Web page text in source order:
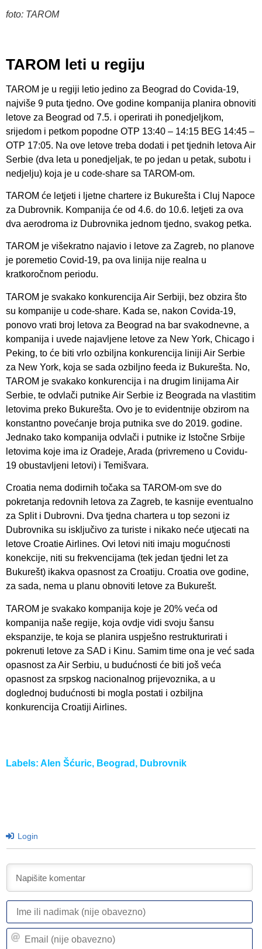
foto: TAROM
TAROM leti u regiju
TAROM je u regiji letio jedino za Beograd do Covida-19,
najviše 9 puta tjedno. Ove godine kompanija planira obnoviti
letove za Beograd od 7.5. i operirati ih ponedjeljkom,
srijedom i petkom popodne OTP 13:40 – 14:15 BEG 14:45 –
OTP 17:05. Na ove letove treba dodati i pet tjednih letova Air
Serbie (dva leta u ponedjeljak, te po jedan u petak, subotu i
nedjelju) koja je u code-share sa TAROM-om.
TAROM će letjeti i ljetne chartere iz Bukurešta i Cluj Napoce
za Dubrovnik. Kompanija će od 4.6. do 10.6. letjeti za ova
dva aerodroma iz Dubrovnika jednom tjedno, svakog petka.
TAROM je višekratno najavio i letove za Zagreb, no planove
je poremetio Covid-19, pa ova linija nije realna u
kratkoročnom periodu.
TAROM je svakako konkurencija Air Serbiji, bez obzira što
su kompanije u code-share. Kada se, nakon Covida-19,
ponovo vrati broj letova za Beograd na bar svakodnevne, a
kompanija i uvede najavljene letove za New York, Chicago i
Peking, to će biti vrlo ozbiljna konkurencija liniji Air Serbie
za New York, koja se sada ozbiljno feeda iz Bukurešta. No,
TAROM je svakako konkurencija i na drugim linijama Air
Serbie, te odvlači putnike Air Serbie iz Beograda na vlastitim
letovima preko Bukurešta. Ovo je to evidentnije obzirom na
konstantno povećanje broja putnika sve do 2019. godine.
Jednako tako kompanija odvlači i putnike iz Istočne Srbije
letovima koje ima iz Oradeje, Arada (privremeno u Covidu-
19 obustavljeni letovi) i Temišvara.
Croatia nema dodirnih točaka sa TAROM-om sve do
pokretanja redovnih letova za Zagreb, te kasnije eventualno
za Split i Dubrovni. Dva tjedna chartera u top sezoni iz
Dubrovnika su isključivo za turiste i nikako neće utjecati na
letove Croatie Airlines. Ovi letovi niti imaju mogućnosti
konekcije, niti su frekvencijama (tek jedan tjedni let za
Bukurešt) ikakva opasnost za Croatiju. Croatia ove godine,
za sada, nema u planu obnoviti letove za Bukurešt.
TAROM je svakako kompanija koje je 20% veća od
kompanija naše regije, koja ovdje vidi svoju šansu
ekspanzije, te koja se planira uspješno restrukturirati i
pokrenuti letove za SAD i Kinu. Samim time ona je već sada
opasnost za Air Serbiu, u budućnosti će biti još veća
opasnost za srpskog nacionalnog prijevoznika, a u
doglednoj budućnosti bi mogla postati i ozbiljna
konkurencija Croatiji Airlines.
Labels: Alen Šćuric, Beograd , Dubrovnik
Login